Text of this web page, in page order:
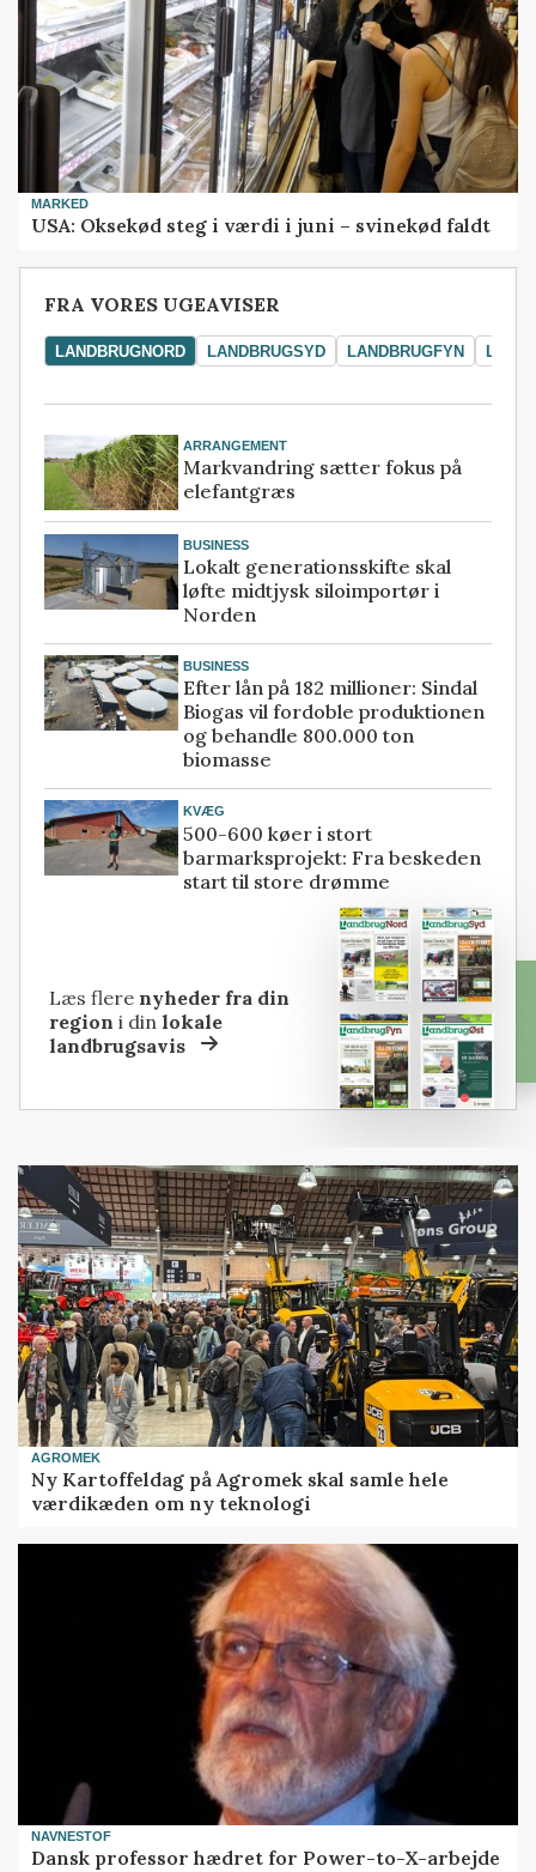
MARKED
USA: Oksekød steg i værdi i juni – svinekød faldt
FRA VORES UGEAVISER
LANDBRUGNORD LANDBRUGSYD LANDBRUGFYN
ARRANGEMENT
Markvandring sætter fokus på
elefantgræs
BUSINESS
Lokalt generationsskifte skal
løfte midtjysk siloimportør i
Norden
BUSINESS
Efter lån på 182 millioner: Sindal
Biogas vil fordoble produktionen
og behandle 800.000 ton
biomasse
KVÆG
500-600 køer i stort
barmarksprojekt: Fra beskeden
start til store drømme
Læs flere nyheder fra din
region i dinlokale
landbrugsavis
AGROMEK
Ny Kartoffeldag på Agromek skal samle hele
værdikæden om ny teknologi
NAVNESTOF
Dansk professor hædret for Power-to-X-arbejde